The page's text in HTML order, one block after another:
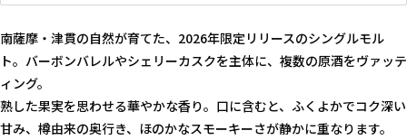
南薩摩・津貫の自然が育てた、2026年限定リリースのシングルモル
ト。バーボンバレルやシェリーカスクを主体に、複数の原酒をヴァッテ
ィング。
熟した果実を思わせる華やかな香り。口に含むと、ふくよかでコク深い
甘み、樽由来の奥行き、ほのかなスモーキーさが静かに重なります。